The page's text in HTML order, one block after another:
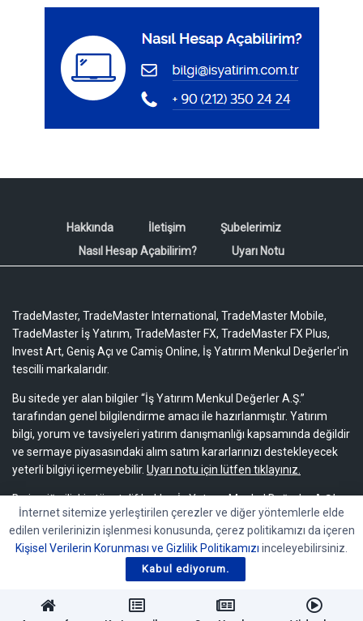
Hakkında İletişim
Şubelerimiz
Nasıl Hesap Açabilirim?
Uyarı Notu
TradeMaster, TradeMaster International, TradeMaster Mobile,
TradeMaster İş Yatırım, TradeMaster FX, TradeMaster FX Plus,
Invest Art, Geniş Açı ve Camiş Online, İş Yatırım Menkul Değerler'in
tescilli markalarıdır.
Bu sitede yer alan bilgiler “İş Yatırım Menkul Değerler A.Ş.”
tarafından genel bilgilendirme amacı ile hazırlanmıştır. Yatırım
bilgi, yorum ve tavsiyeleri yatırım danışmanlığı kapsamında değildir
ve sermaye piyasasındaki alım satım kararlarınızı destekleyecek
yeterli bilgiyi içermeyebilir. Uyarı notu için lütfen tıklayınız.
Bu içeriğe ilişkin tüm telif hakları İş Yatırım Menkul Değerler A.Ş.’ye
aittir. Bu içerik, açık iznimiz olmaksızın başkaları tarafından
herhangi bir amaçla, kısmen veya tamamen çoğaltılamaz,
dağıtılamaz, yayımlanamaz veya değiştirilemez.
İnternet sitemize yerleştirilen çerezler ve diğer yöntemlerle elde
edilen verilerinizin işlenmesi konusunda, çerez politikamızı da içeren
Kişisel Verilerin Korunması ve Gizlilik Politikamızı inceleyebilirsiniz.
Kabul ediyorum.